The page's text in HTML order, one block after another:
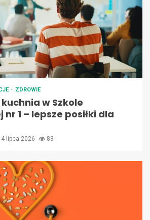
ZDROWIE
w Szkole
1 – lepsze posiłki dla
lipca 2026 83